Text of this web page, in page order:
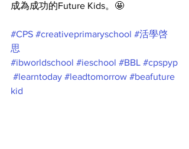
成為成功的Future Kids。🤩
#CPS #creativeprimaryschool #活學啓
思
#ibworldschool #ieschool #BBL #cpspyp
#learntoday #leadtomorrow #beafuture
kid